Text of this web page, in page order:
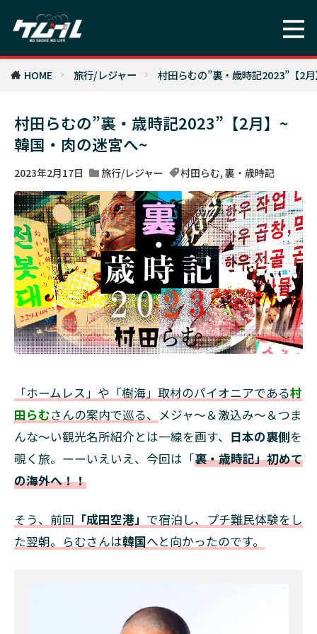
HOME 旅行/レジャー 村田らむの”裏・歳時記2023”【2
村田らむの”裏・歳時記2023”【2月】~
韓国・肉の迷宮へ~
2023年2月17日 旅行/レジャー 村田らむ, 裏・歳時記
「ホームレス」や「樹海」取材のパイオニアである村
田らむさんの案内で巡る、
メジャ～＆激込み～＆つま
んな～い観光名所紹介とは一線を画す、 日本の裏側を
覗く旅。ーーいえいえ、今回は「裏・歳時記」初めて
の海外へ！！
そう、前回 「成田空港」 で宿泊し、プチ難民体験をし
た翌朝。らむさんは韓国へと向かったのです。